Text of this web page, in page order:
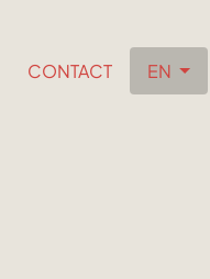
CONTACT EN